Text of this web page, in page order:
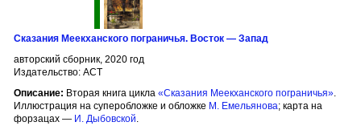
Сказания Меекханского пограничья. Восток — Запад
авторский сборник, 2020 год
Издательство: АСТ
Описание: Вторая книга цикла «Сказания Меекханского пограничья».
Иллюстрация на суперобложке и обложке М. Емельянова; карта на
форзацах — И. Дыбовской.